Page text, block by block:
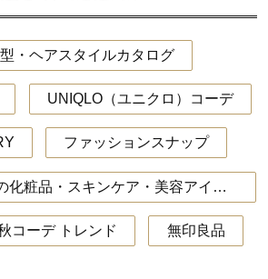
・ヘアスタイルカタログ
UNIQLO（ユニクロ）コーデ
ファッションスナップ
40代におすすめの化粧品・スキンケア・美容アイテム
コーデ トレンド 無印良品